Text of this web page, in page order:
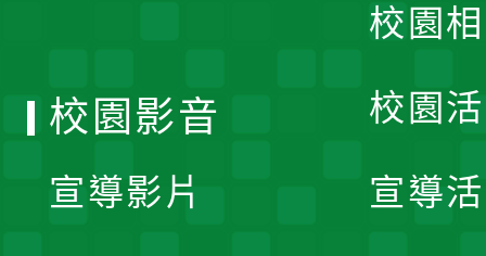
校園
校園
宣導
校園影音
宣導影片